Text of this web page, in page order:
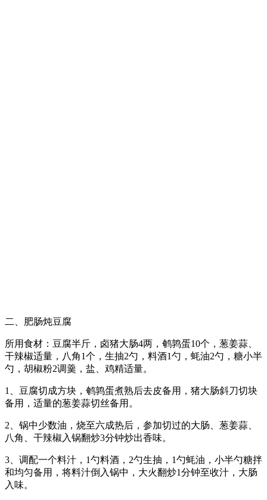
二、肥肠炖豆腐
所用食材：豆腐半斤，卤猪大肠4两，鹌鹑蛋10个，葱姜蒜、
干辣椒适量，八角1个，生抽2勺，料酒1勺，蚝油2勺，糖小半
勺，胡椒粉2调羹，盐、鸡精适量。
1、豆腐切成方块，鹌鹑蛋煮熟后去皮备用，猪大肠斜刀切块
备用，适量的葱姜蒜切丝备用。
2、锅中少数油，烧至六成热后，参加切过的大肠、葱姜蒜、
八角、干辣椒入锅翻炒3分钟炒出香味。
3、调配一个料汁，1勺料酒，2勺生抽，1勺蚝油，小半勺糖拌
和均匀备用，将料汁倒入锅中，大火翻炒1分钟至收汁，大肠
入味。